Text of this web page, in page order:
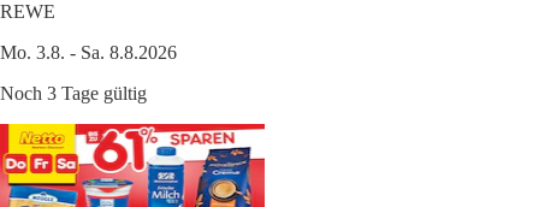
REWE
Mo. 3.8. - Sa. 8.8.2026
Noch 3 Tage gültig